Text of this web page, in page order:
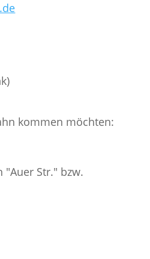
kommen möchten:
"Auer Str." bzw.